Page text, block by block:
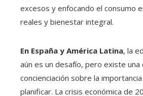
excesos y enfocando el consumo
reales y bienestar integral.
En España y América Latina, la
aún es un desafío, pero existe una
concienciación sobre la
planificar. La crisis económica de